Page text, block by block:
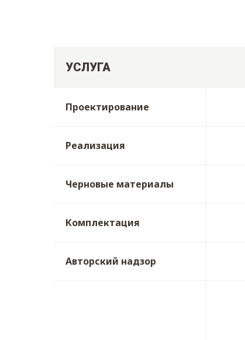
УСЛУГА
Проектирование
Реализация
Черновые материалы
Комплектация
Авторский надзор